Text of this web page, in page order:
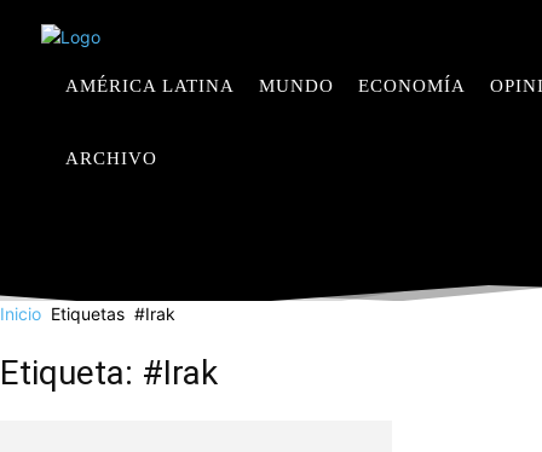
AMÉRICA LATINA MUNDO ECONOMÍA
ARCHIVO
Inicio Etiquetas #Irak
Etiqueta: #Irak